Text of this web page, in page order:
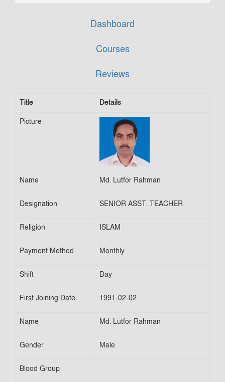
Dashboard
Courses
Reviews
Title
Details
Picture
Name Md. Lutfor Rahman
Designation SENIOR ASST. TEACHER
Religion ISLAM
Payment Method Monthly
Shift Day
First Joining Date 1991-02-02
Name Md. Lutfor Rahman
Gender Male
Blood Group